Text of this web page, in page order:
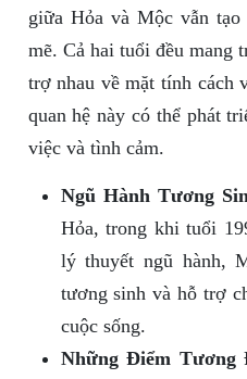
giữa Hỏa và Mộc vẫn
mẽ. Cả hai tuổi đều mang
trợ nhau về mặt tính cách
quan hệ này có thể phát
việc và tình cảm.
Ngũ Hành Tương
Hỏa, trong khi tuổi
lý thuyết ngũ hành,
tương sinh và hỗ trợ
cuộc sống.
Những Điểm Tương